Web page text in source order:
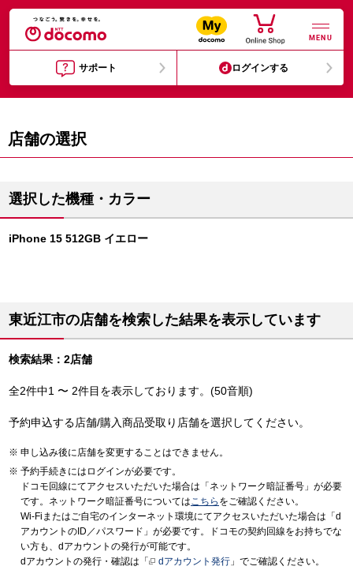
MENU
サポート ログインする
店舗の選択
選択した機種・カラー
iPhone 15 512GB イエロー
東近江市の店舗を検索した結果を表示しています
検索結果：2店舗
全2件中1 〜 2件目を表示しております。(50音順)
予約申込する店舗/購入商品受取り店舗を選択してください。
申し込み後に店舗を変更することはできません。
予約手続きにはログインが必要です。
ドコモ回線にてアクセスいただいた場合は「ネットワーク暗証番号」が必要
です。ネットワーク暗証番号についてはこちら をご確認ください。
Wi-Fiまたはご自宅のインターネット環境にてアクセスいただいた場合は「d
アカウントのID／パスワード」が必要です。ドコモの契約回線をお持ちでな
い方も、dアカウントの発行が可能です。
dアカウントの発行・確認は「
dアカウント発行 」でご確認ください。